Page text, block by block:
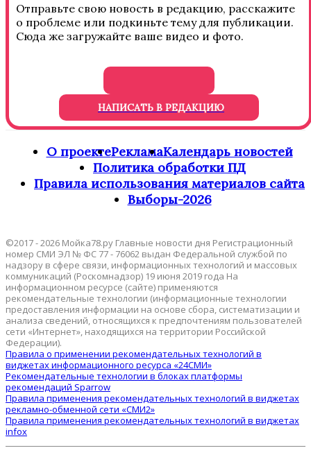
Отправьте свою новость в редакцию, расскажите
о проблеме или подкиньте тему для публикации.
Сюда же загружайте ваше видео и фото.
НАПИСАТЬ В РЕДАКЦИЮ
О проектеРекламаКалендарь новостей
Политика обработки ПД
Правила использования материалов сайта
Выборы-2026
©2017 - 2026 Мойка78.ру Главные новости дня Регистрационный
номер СМИ ЭЛ № ФС 77 - 76062 выдан Федеральной службой по
надзору в сфере связи, информационных технологий и массовых
коммуникаций (Роскомнадзор) 19 июня 2019 года На
информационном ресурсе (сайте) применяются
рекомендательные технологии (информационные технологии
предоставления информации на основе сбора, систематизации и
анализа сведений, относящихся к предпочтениям пользователей
сети «Интернет», находящихся на территории Российской
Федерации).
Правила о применении рекомендательных технологий в
виджетах информационного ресурса «24СМИ»
Рекомендательные технологии в блоках платформы
рекомендаций Sparrow
Правила применения рекомендательных технологий в виджетах
рекламно-обменной сети «СМИ2»
Правила применения рекомендательных технологий в виджетах
infox